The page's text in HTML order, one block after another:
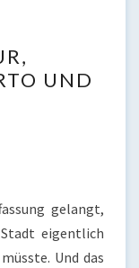
UND
gelangt,
eigentlich
Und das